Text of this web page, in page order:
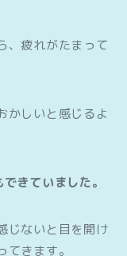
、疲れがたまって
かしいと感じるよ
きていました。
じないと目を開け
きます。